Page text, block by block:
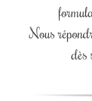
Nous
dès